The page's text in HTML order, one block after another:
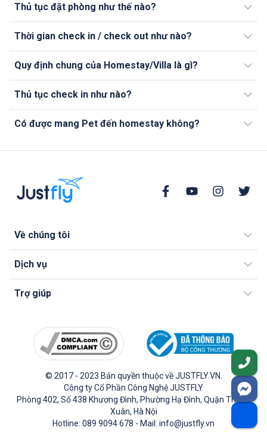
Thủ tục đặt phòng như thế nào?
Thời gian check in / check out như nào?
Quy định chung của Homestay/Villa là gì?
Thủ tục check in như nào?
Có được mang Pet đến homestay không?
Về chúng tôi
Dịch vụ
Trợ giúp
© 2017 - 2023 Bản quyền thuộc về JUSTFLY.VN.
Công ty Cổ Phần Công Nghệ JUSTFLY
Phòng 402, Số 438 Khương Đình, Phường Hạ Đình, Quận Thanh
Xuân, Hà Nội
Hotline: 089 9094 678 - Mail: info@justfly.vn